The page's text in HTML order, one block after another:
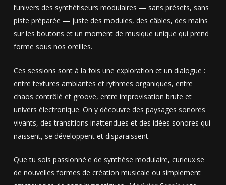
l’univers des synthétiseurs modulaires — sans présets, sans
piste préparée — juste des modules, des câbles, des mains
sur les boutons et un moment de musique unique qui prend
forme sous nos oreilles.
Ces sessions sont à la fois une exploration et un dialogue :
entre textures ambiantes et rythmes organiques, entre
chaos contrôlé et groove, entre improvisation brute et
univers électronique. On y découvre des paysages sonores
vivants, des transitions inattendues et des idées sonores qui
naissent, se développent et disparaissent.
Que tu sois passionné·e de synthèse modulaire, curieux·se
de nouvelles formes de création musicale ou simplement